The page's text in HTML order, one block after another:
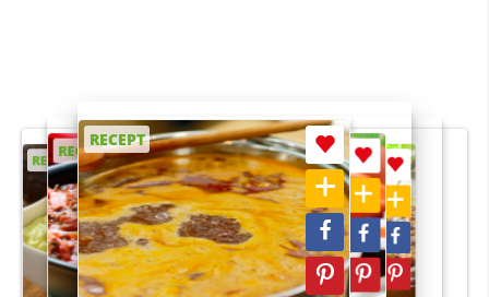
RECEPT
RECEPT
RECEPT
RECEPT
RECEPT